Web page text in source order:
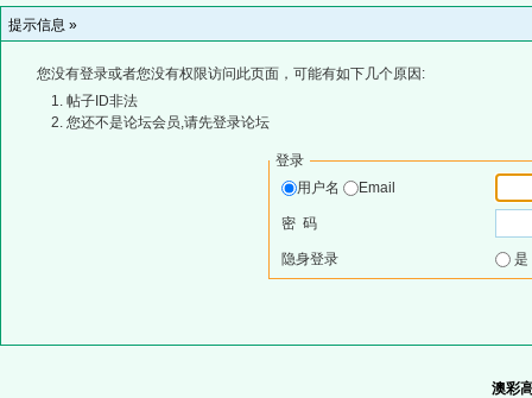
提示信息 »
您没有登录或者您没有权限访问此页面，可能有如下几个原因:
帖子ID非法
您还不是论坛会员,请先登录论坛
登录
用户名
Email
密 码
隐身登录
澳彩